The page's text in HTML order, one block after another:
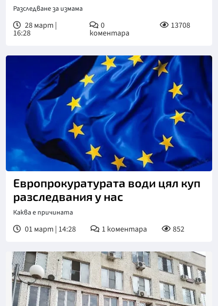
Разследване за измама
28 март |
16:28
0
коментара
13708
Европрокуратурата води цял куп
разследвания у нас
Каква е причината
01 март | 14:28 1 коментара 852